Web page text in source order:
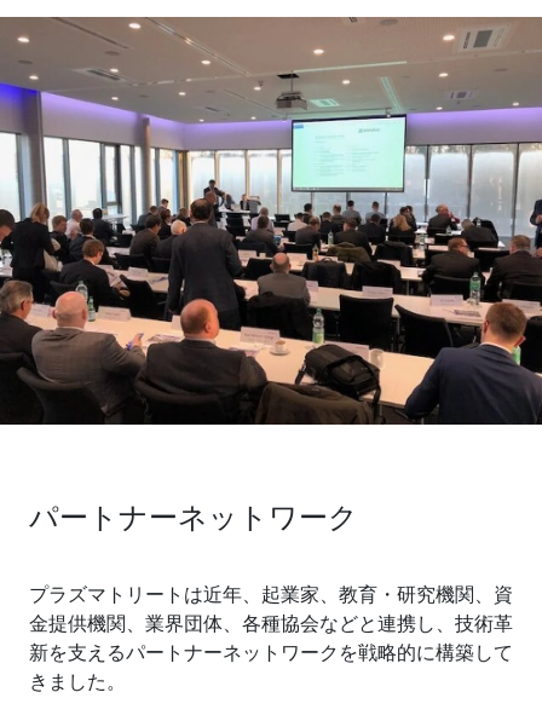
パートナーネットワーク
プラズマトリートは近年、起業家、教育・研究機関、資
金提供機関、業界団体、各種協会などと連携し、技術革
新を支えるパートナーネットワークを戦略的に構築して
きました。